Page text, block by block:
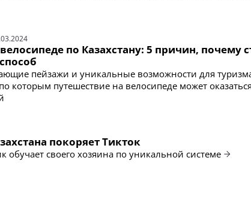
по Казахстану: 5 причин, почему
пейзажи и уникальные возможности для
которым путешествие на велосипеде может
покоряет Тикток
обучает своего хозяина по уникальной системе